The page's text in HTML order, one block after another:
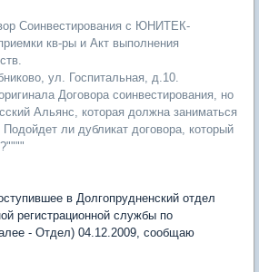
Соинвестирования с ЮНИТЕК-
кв-ры и Акт выполнения
ул. Госпитальная, д.10.
Договора соинвестирования, но
Альянс, которая должна заниматься
Подойдет ли дубликат договора, который
в Долгопрудненский отдел
регистрационной службы по
- Отдел) 04.12.2009, сообщаю